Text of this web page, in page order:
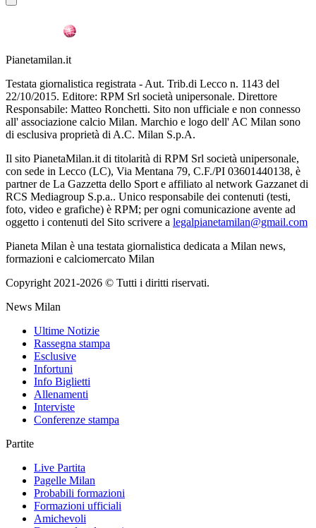
Pianetamilan.it
Testata giornalistica registrata - Aut. Trib.di Lecco n. 1143 del
22/10/2015. Editore: RPM Srl società unipersonale. Direttore
Responsabile: Matteo Ronchetti. Sito non ufficiale e non connesso
all' associazione calcio Milan. Marchio e logo dell' AC Milan sono
di esclusiva proprietà di A.C. Milan S.p.A.
Il sito PianetaMilan.it di titolarità di RPM Srl società unipersonale,
con sede in Lecco (LC), Via Mentana 79, C.F./PI 03601440138, è
partner de La Gazzetta dello Sport e affiliato al network Gazzanet di
RCS Mediagroup S.p.a.. Unico responsabile dei contenuti (testi,
foto, video e grafiche) è RPM; per ogni comunicazione avente ad
oggetto i contenuti del Sito scrivere a legalpianetamilan@gmail.com
Pianeta Milan è una testata giornalistica dedicata a Milan news,
formazioni e calciomercato Milan
Copyright 2021-2026 © Tutti i diritti riservati.
News Milan
Ultime Notizie
Rassegna stampa
Esclusive
Infortuni
Info Biglietti
Allenamenti
Interviste
Conferenze stampa
Partite
Live Partita
Pagelle Milan
Probabili formazioni
Formazioni ufficiali
Amichevoli